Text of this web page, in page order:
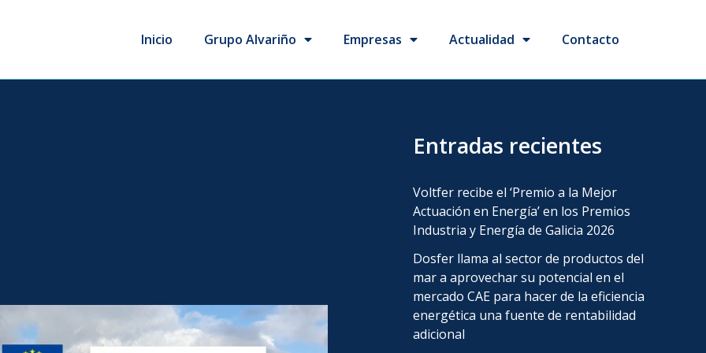
Inicio Grupo Alvariño Empresas Actualidad Contacto
Entradas recientes
Voltfer recibe el ‘Premio a la Mejor
Actuación en Energía’ en los Premios
Industria y Energía de Galicia 2026
Dosfer llama al sector de productos del
mar a aprovechar su potencial en el
mercado CAE para hacer de la eficiencia
energética una fuente de rentabilidad
adicional